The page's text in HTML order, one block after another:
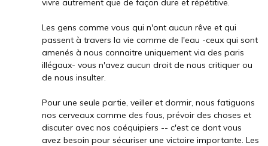
vivre autrement que de façon dure et répétitive.
Les gens comme vous qui n'ont aucun rêve et qui
passent à travers la vie comme de l'eau -ceux qui sont
amenés à nous connaitre uniquement via des paris
illégaux- vous n'avez aucun droit de nous critiquer ou
de nous insulter.
Pour une seule partie, veiller et dormir, nous fatiguons
nos cerveaux comme des fous, prévoir des choses et
discuter avec nos coéquipiers -- c'est ce dont vous
avez besoin pour sécuriser une victoire importante. Les